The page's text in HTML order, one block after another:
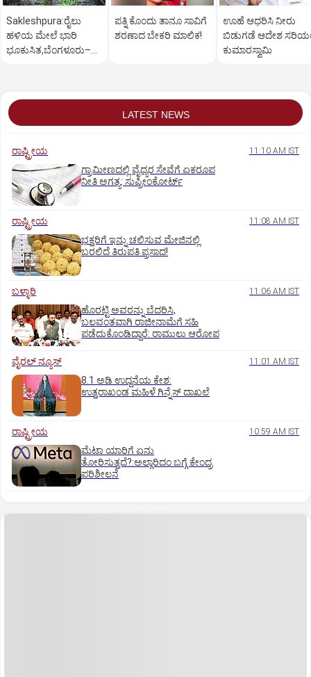
Sakleshpura:ರೈಲು
ಹಳಿಯ ಮೇಲೆ ಭಾರಿ
ಭೂಕುಸಿತ,ಬೆಂಗಳೂರು–
ಪತ್ನಿ ಕೊಂದು ತಾನೂ ಸಾವಿಗೆ
ಶರಣಾದ ಬೇಕರಿ ಮಾಲಿಕ!
ಊಹೆ ಆಧರಿಸಿ ನೀರು
ಬಿಡುಗಡೆ ಆದೇಶ
ಕುಮಾರಸ್ವಾಮಿ
LATEST NEWS
ರಾಷ್ಟ್ರೀಯ 11:10 AM IST
ಗ್ರಾಮೀಣದಲ್ಲಿ ವೈದ್ಯರ ಸೇವೆಗೆ ಏಕರೂಪ
ನೀತಿ ಅಗತ್ಯ: ಸುಪ್ರೀಂಕೋರ್ಟ್‌
ರಾಷ್ಟ್ರೀಯ 11:08 AM IST
ಭಕ್ತರಿಗೆ ಇನ್ನು ಚಲಿಸುವ ಮೇಜಿನಲ್ಲಿ
ಬರಲಿದೆ ತಿರುಪತಿ ಪ್ರಸಾದ!
ಬಳ್ಳಾರಿ 11:06 AM IST
ಹೊರಟ್ಟಿ ಅವರನ್ನು ಬೆದರಿಸಿ,
ಬಲವಂತವಾಗಿ ರಾಜೀನಾಮೆಗೆ ಸಹಿ
ಪಡೆದುಕೊಂಡಿದ್ದಾರೆ: ರಾಮುಲು ಆರೋಪ
ವೈರಲ್ ನ್ಯೂಸ್ 11:01 AM IST
8.1 ಅಡಿ ಉದ್ದನೆಯ ಕೇಶ:
ಉತ್ತರಾಖಂಡ ಮಹಿಳೆ ಗಿನ್ನೆಸ್‌ ದಾಖಲೆ
ರಾಷ್ಟ್ರೀಯ 10:59 AM IST
ಮೆಟಾ ಯಾರಿಗೆ ಏನು
ತೋರಿಸುತ್ತದೆ?:ಅಲ್ಗಾರಿದಂ ಬಗ್ಗೆ ಕೇಂದ್ರ
ಪರಿಶೀಲನೆ